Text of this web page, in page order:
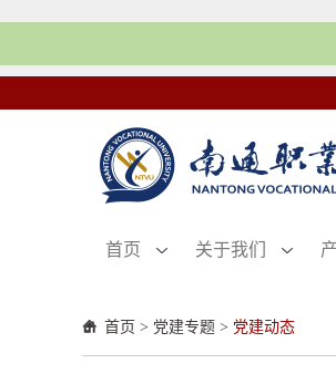
首页 关于我们
首页 > 党建专题 > 党建动态